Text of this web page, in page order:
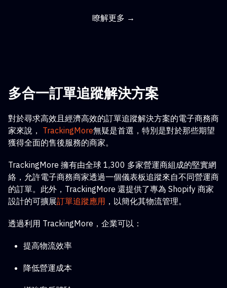
瞭解更多 →
多合一訂單追蹤解決方案
對於尋求高效且經濟高效的訂單追蹤解決方案的電子商務商
家來說， TrackingMore無疑是首選，特別是對於那些期望
獲得全面的售後服務的商家。
TrackingMore 擁有由全球 1,300 多家營運商組成的堅實網
絡，允許電子商務商家透過一個儀表板追蹤來自不同營運商
的訂單。此外，TrackingMore 還提供了專為 Shopify 商家
設計的可擴展訂單追蹤應用 ，以簡化其物流管理。
透過利用 TrackingMore，企業可以：
提高物流效率
降低營運成本